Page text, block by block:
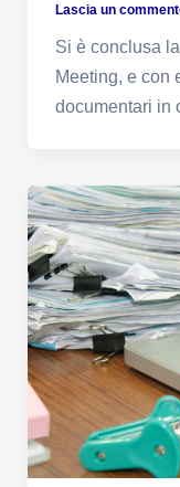
Lascia un
Si è conclusa
Meeting, e con
documentari in